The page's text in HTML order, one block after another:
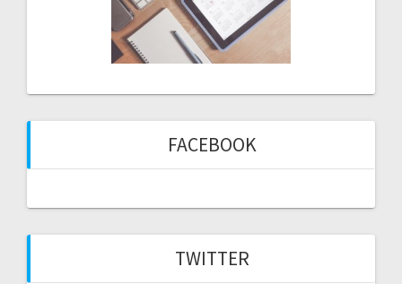
FACEBOOK
TWITTER